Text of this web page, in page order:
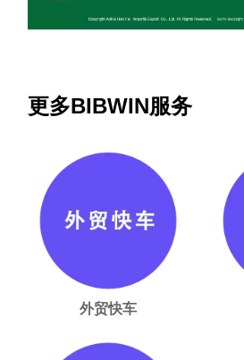
更多BIBWIN服务
外贸快车